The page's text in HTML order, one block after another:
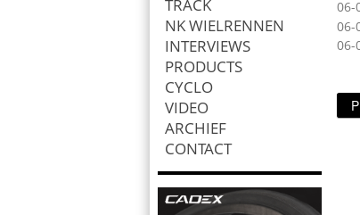
TRACK
NK WIELRENNEN
INTERVIEWS
PRODUCTS
CYCLO
VIDEO
ARCHIEF
CONTACT
06-
06-
06-